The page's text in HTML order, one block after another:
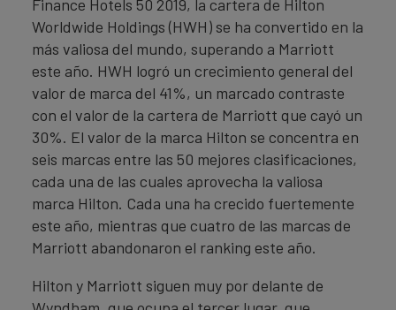
Finance Hotels 50 2019, la cartera de Hilton
Worldwide Holdings (HWH) se ha convertido en la
más valiosa del mundo, superando a Marriott
este año. HWH logró un crecimiento general del
valor de marca del 41%, un marcado contraste
con el valor de la cartera de Marriott que cayó un
30%. El valor de la marca Hilton se concentra en
seis marcas entre las 50 mejores clasificaciones,
cada una de las cuales aprovecha la valiosa
marca Hilton. Cada una ha crecido fuertemente
este año, mientras que cuatro de las marcas de
Marriott abandonaron el ranking este año.
Hilton y Marriott siguen muy por delante de